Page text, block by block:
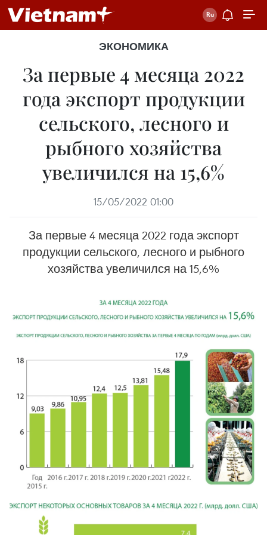
ЭКОНОМИКА
За первые 4 месяца 2022
года экспорт продукции
сельского, лесного и
рыбного хозяйства
увеличился на 15,6%
15/05/2022 01:00
За первые 4 месяца 2022 года экспорт
продукции сельского, лесного и рыбного
хозяйства увеличился на 15,6%